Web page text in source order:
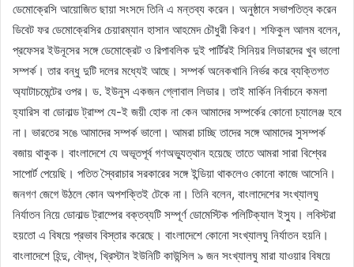
ডেমোক্রেসি আয়োজিত ছায়া সংসদে তিনি এ মন্তব্য করেন। অনুষ্ঠানে সভাপতিত্ব করেন
ডিবেট ফর ডেমোক্রেসির চেয়ারম্যান হাসান আহমেদ চৌধুরী কিরণ। শফিকুল আলম বলেন,
প্রফেসর ইউনূসের সঙ্গে ডেমোক্রেট ও রিপাবলিক দুই পার্টিরই সিনিয়র লিডারদের খুব ভালো
সম্পর্ক। তার বন্ধু দুটি দলের মধ্যেই আছে। সম্পর্ক অনেকখানি নির্ভর করে ব্যক্তিগত
অ্যাটাচমেন্টের ওপর। ড. ইউনুস একজন গ্লোবাল লিডার। তাই মার্কিন নির্বাচনে কমলা
হ্যারিস বা ডোনাল্ড ট্রাম্প যে-ই জয়ী হোক না কেন আমাদের সম্পর্কের কোনো চ্যালেঞ্জ হবে
না। ভারতের সঙে আমাদের সম্পর্ক ভালো। আমরা চাচ্ছি তাদের সঙ্গে আমাদের সুসম্পর্ক
বজায় থাকুক। বাংলাদেশে যে অভূতপূর্ব গণঅভ্যুত্থান হয়েছে তাতে আমরা সারা বিশ্বের
সাপোর্ট পেয়েছি। পতিত স্বৈরাচার সরকারের সঙ্গে ইন্ডিয়া থাকলেও কোনো কাজে আসেনি।
জনগণ জেগে উঠলে কোন অপশক্তিই টেকে না। তিনি বলেন, বাংলাদেশের সংখ্যালঘু
নির্যাতন নিয়ে ডোনাল্ড ট্রাম্পের বক্তব্যটি সম্পূর্ণ ডোমেস্টিক পলিটিক্যাল ইস্যু। লবিস্টরা
হয়তো এ বিষয়ে প্রভাব বিস্তার করেছে। বাংলাদেশে কোনো সংখ্যালঘু নির্যাতন হয়নি।
বাংলাদেশে হিন্দু, বৌদ্ধ, খ্রিস্টান ইউনিটি কাউন্সিল ৯ জন সংখ্যালঘু মারা যাওয়ার বিষয়ে